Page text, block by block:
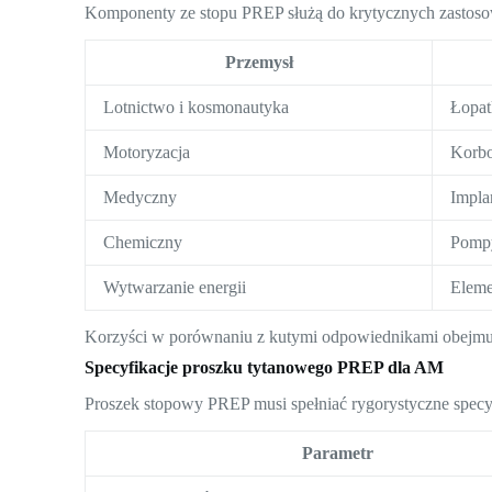
Komponenty ze stopu PREP służą do krytycznych
Przemysł
Lotnictwo i kosmonautyka
Motoryzacja
Medyczny
Chemiczny
Wytwarzanie energii
Korzyści w porównaniu z kutymi odpowiednikami
Specyfikacje proszku tytanowego PREP dla AM
Proszek stopowy PREP musi spełniać rygorystyczne
Parametr